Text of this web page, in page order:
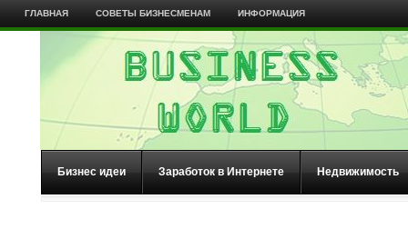
ГЛАВНАЯ СОВЕТЫ БИЗНЕСМЕНАМ ИНФОРМАЦИЯ
Бизнес идеи Заработок в Интернете Недвижимость